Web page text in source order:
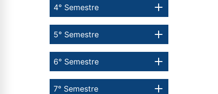
7° Semestre
6° Semestre
5° Semestre
4° Semestre